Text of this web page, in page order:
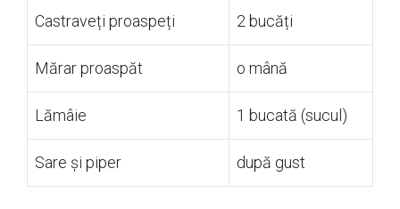
Castraveți proaspeți 2 bucăți
Mărar proaspăt o mână
Lămâie 1 bucată (sucul)
Sare și piper după gust